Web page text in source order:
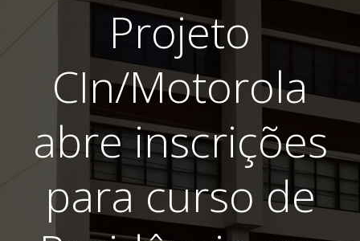
Projeto
CIn/Motorola
abre inscrições
para curso de